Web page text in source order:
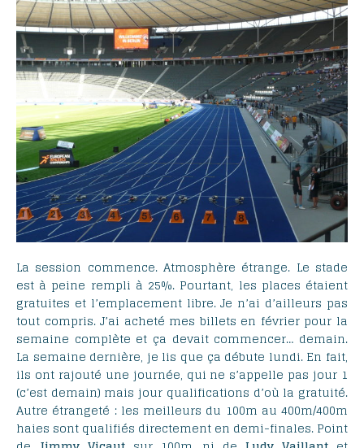
La session commence. Atmosphère étrange. Le stade
est à peine rempli à 25%. Pourtant, les places étaient
gratuites et l’emplacement libre. Je n’ai d’ailleurs pas
tout compris. J’ai acheté mes billets en février pour la
semaine complète et ça devait commencer… demain.
La semaine dernière, je lis que ça débute lundi. En fait,
ils ont rajouté une journée, qui ne s’appelle pas jour 1
(c’est demain) mais jour qualifications d’où la gratuité.
Autre étrangeté : les meilleurs du 100m au 400m/400m
haies sont qualifiés directement en demi-finales. Point